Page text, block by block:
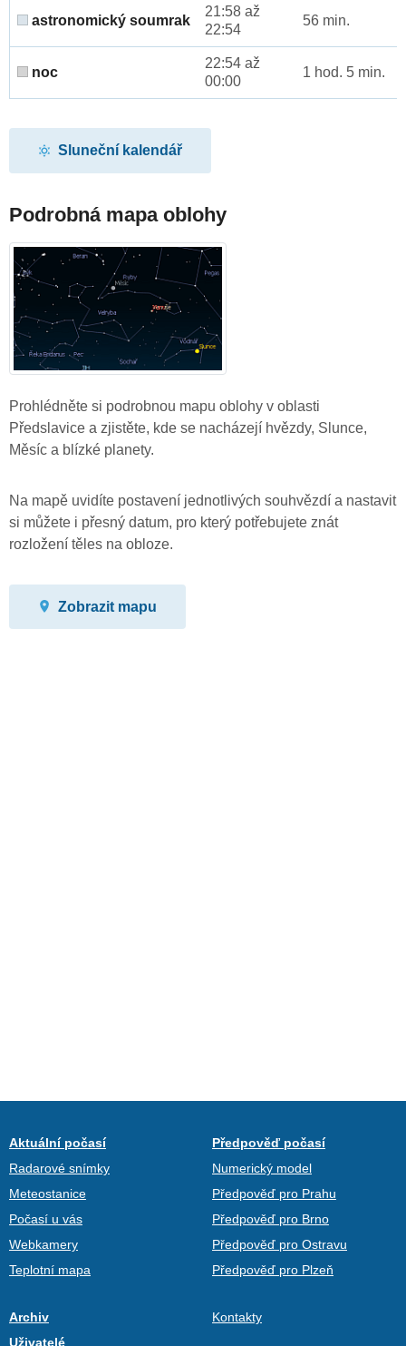
astronomický soumrak
21:58 až
22:54
56 min.
noc
22:54 až
00:00
1 hod. 5 min.
Sluneční kalendář
Podrobná mapa oblohy
Prohlédněte si podrobnou mapu oblohy v oblasti
Předslavice a zjistěte, kde se nacházejí hvězdy, Slunce,
Měsíc a blízké planety.
Na mapě uvidíte postavení jednotlivých souhvězdí a nastavit
si můžete i přesný datum, pro který potřebujete znát
rozložení těles na obloze.
Zobrazit mapu
Aktuální počasí
Radarové snímky
Meteostanice
Počasí u vás
Webkamery
Teplotní mapa
Předpověď počasí
Numerický model
Předpověď pro Prahu
Předpověď pro Brno
Předpověď pro Ostravu
Předpověď pro Plzeň
Archiv
Uživatelé
Kontakty